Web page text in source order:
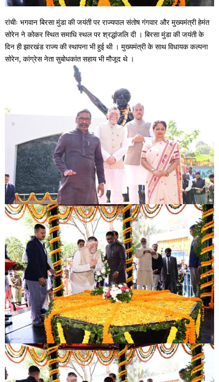
रांचीः भगवान बिरसा मुंडा की जयंती पर राज्यपाल संतोष गंगवार और मुख्यमंत्री हेमंत
सोरेन ने कोकर स्थित समाधि स्थल पर श्रद्धांजलि दी । बिरसा मुंडा की जयंती के
दिन ही झारखंड राज्य की स्थापना भी हुई थी । मुख्यमंत्री के साथ विधायक कल्पना
सोरेन, कांग्रेस नेता सुबोधकांत सहाय भी मौजूद थे ।